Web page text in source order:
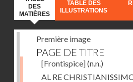
DES
MATIÈRES
TABLE DES
ILLUSTRATIONS
Première image
PAGE DE TITRE
[Frontispice](n.n.)
AL RE